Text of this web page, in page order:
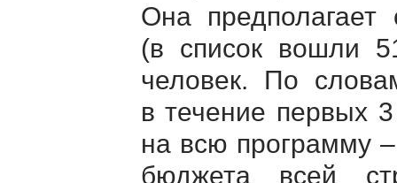
Она
(в список вошли
человек. По
в течение первых
на всю программу
бюджета всей